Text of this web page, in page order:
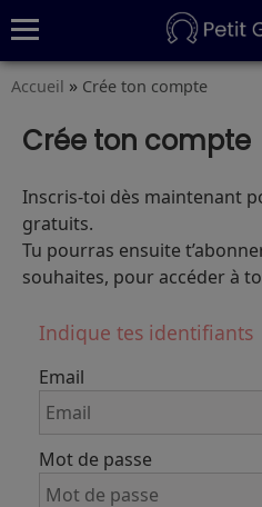
Quiz
Conseils
Fiches
S’abonner
Accueil » Crée ton compte
Crée ton compte
Inscris-toi dès maintenant
gratuits.
Tu pourras ensuite
souhaites, pour accéder à
Indique tes identifiants
Email
Mot de passe